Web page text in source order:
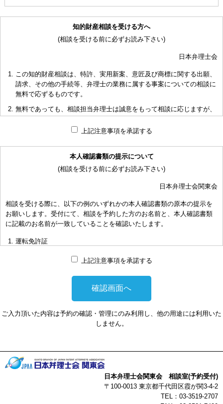
知的財産相談を受ける方へ
(相談を受ける前に必ずお読み下さい)
日本弁理士会
この知的財産相談は、特許、実用新案、意匠及び商標に関する出願、
請求、その他の手続等、弁理士の業務に属する事案についての相談に
無料で応ずるものです。
無料であっても、相談担当弁理士は誠意をもって相談に応じますが、
もありますことを予めご了承下さい。
め、相談内容について、相談担当弁理士も当会も法的責任を負うもの
ではないことを予めご了承下さい。
お申し出により、相談担当弁理士に対して調査、出願等の相談事案を
依頼された場合には、通常の受任事件として有料となります。また、
その場合は、依頼者と弁理士個人との関係となり、当会は関与しませ
によって、また、特許事務所によって異なりますので、詳細は特許事
非対面型の相談はWEB会議システムを利用して実施します。WEB会
議システムを利用する事によって生じた不利益または損害に対して、
当会は、一切の責任を負い兼ねます。この点あらかじめご了承くださ
い。
上記注意事項を承諾する
本人確認書類の提示について
(相談を受ける前に必ずお読み下さい)
日本弁理士会関東会
相談を受ける際に、以下の例のいずれかの本人確認書類の原本の提示を
お願いします。受付にて、相談を予約した方のお名前と、本人確認書類
に記載のお名前が一致していることを確認いたします。
運転免許証
マイナンバーカード
本人確認書類を提示頂けない場合は、相談を受けることができません。
上記注意事項を承諾する
ご入力頂いた内容は予約の確認・管理にのみ利用し、他の用途には利用いた
しません。
日本弁理士会関東会 相談室(予約受付)
〒100-0013 東京都千代田区霞が関3-4-2
TEL：03-3519-2707